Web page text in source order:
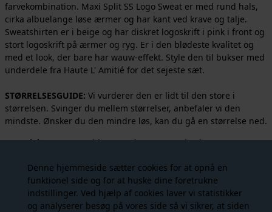
Denne hjemmeside sætter cookies for at opnå en
funktionel side og for at huske dine foretrukne
indstillinger. Ved hjælp af cookies laver vi statistikker
og analyserer besøg på vores side så vi sikrer, at siden
farvekombination. Maxi Split SS Logo Sweat er med rund hals,
cirka albuelange løse ærmer og har kant ved krave og talje.
Sweatshirten er i beige og har diskret logoskrift i pink i front og
stort logoskrift på ærmer og ryg. Er i den blødeste kvalitet og
med et look, der bare har wauw-effekt. Style den til bukser med
underdele fra Haute L' Amitié for det sejeste sæt.
STØRRELSESGUIDE: Vi vurderer den er lidt til den store i
størrelsen. Svinger du mellem størrelser, anbefaler vi den
mindste. Ønsker du den mindre løs, kan du gå en størrelse ned.
Materiale:50% Bomuld, 45% Polyester, 5% Elasthane
Stylenummer:HL10461
Vaskeanvisning:30 grader skånevask